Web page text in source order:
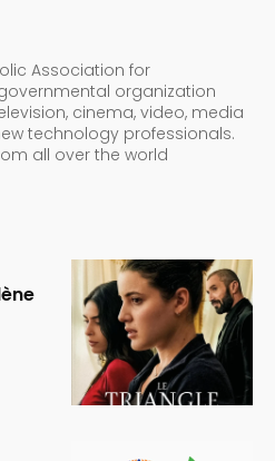
Association for
organization
cinema, video, media
technology professionals.
all over the world